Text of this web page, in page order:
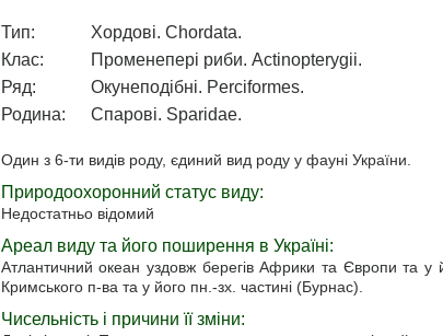
Тип:
Хордові. Chordata.
Клас:
Променепері риби. Actinopterygii.
Ряд:
Окунеподібні. Perciformes.
Родина:
Спарові. Sparidae.
Один з 6-ти видів роду, єдиний вид роду у фауні України.
Природоохоронний статус виду:
Недостатньо відомий
Ареал виду та його поширення в Україні:
Атлантичний океан уздовж берегів Африки та Європи та
Кримського п-ва та у його пн.-зх. частині (Бурнас).
Чисельність i причини її зміни: